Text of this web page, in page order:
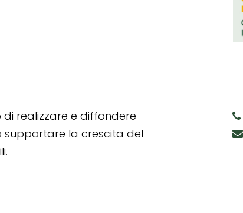
di realizzare e diffondere
supportare la crescita del